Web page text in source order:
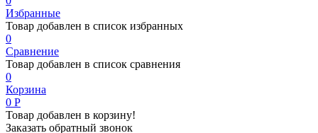
Избранные
Товар добавлен в список избранных
0
Сравнение
Товар добавлен в список сравнения
0
Корзина
0 Р
Товар добавлен в корзину!
Заказать обратный звонок